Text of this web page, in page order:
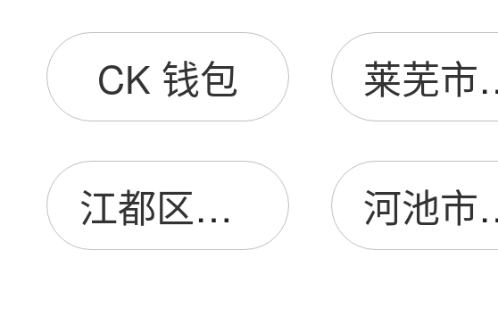
CK 钱包 莱芜
江都区炫脉体育用品厂 河池市